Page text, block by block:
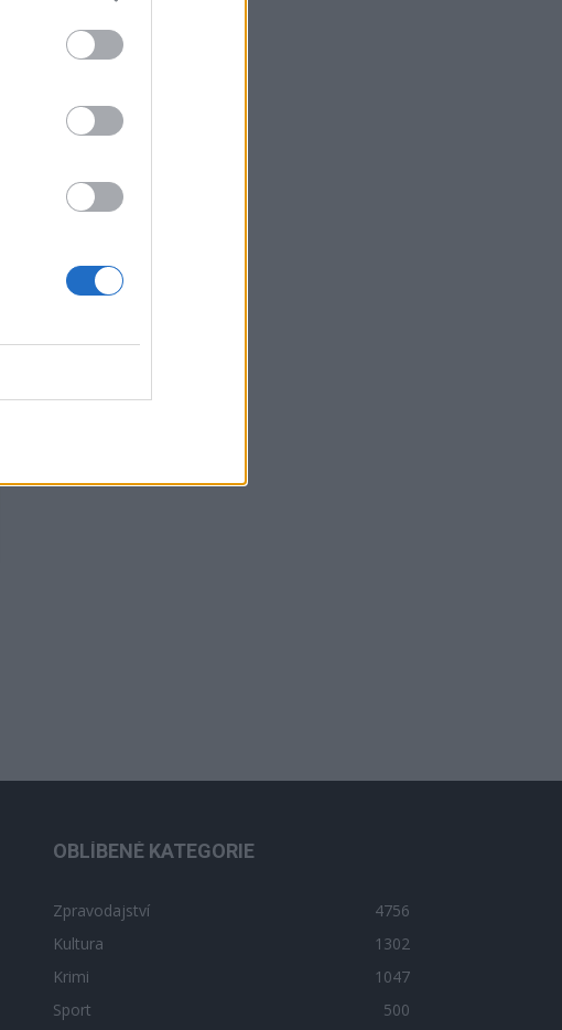
OBLÍBENÉ KATEGORIE
Zpravodajství
4756
Kultura
1302
Krimi
1047
Sport
500